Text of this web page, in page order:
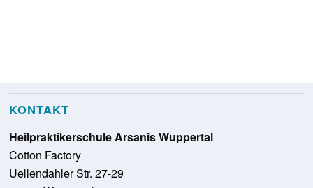
KONTAKT
Heilpraktikerschule Arsanis Wuppertal
Cotton Factory
Uellendahler Str. 27-29